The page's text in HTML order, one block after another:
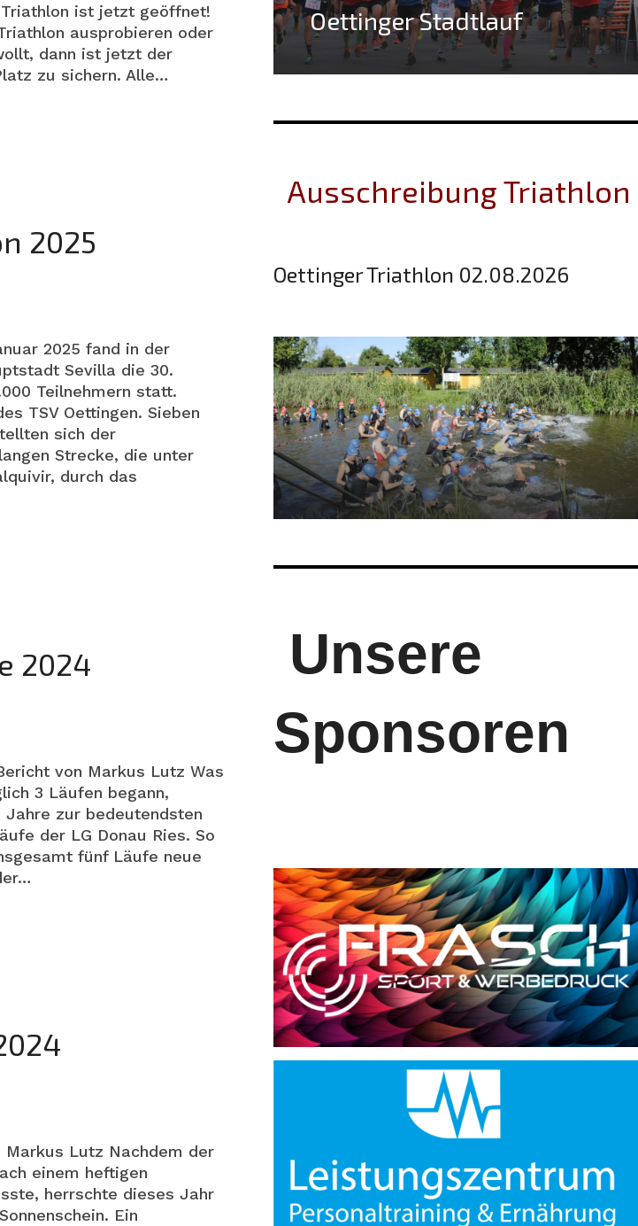
ist jetzt geöffnet!
ausprobieren oder
dann ist jetzt der
zu sichern. Alle…
2025
2025 fand in der
Sevilla die 30.
Teilnehmern statt.
TSV Oettingen. Sieben
sich der
Strecke, die unter
durch das
2024
von Markus Lutz Was
3 Läufen begann,
zur bedeutendsten
der LG Donau Ries. So
fünf Läufe neue
Lutz Nachdem der
einem heftigen
herrschte dieses Jahr
Ein
Oettinger Stadtlauf
Ausschreibung Triathlon
Oettinger Triathlon 02.08.2026
Unsere
Sponsoren